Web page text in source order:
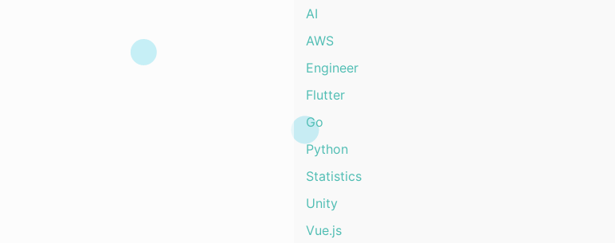
AI
AWS
Engineer
Flutter
Go
Python
Statistics
Unity
Vue.js